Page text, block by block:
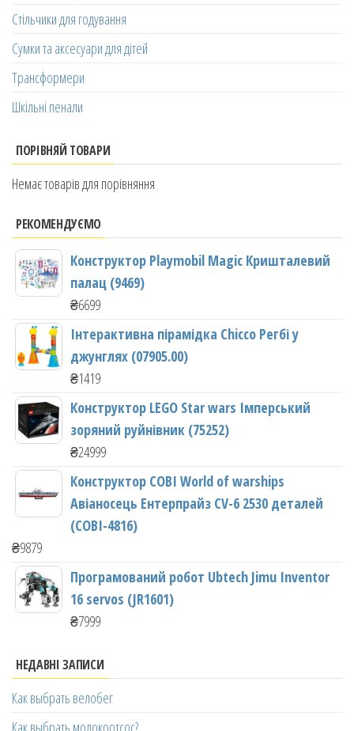
Стільчики для годування
Сумки та аксесуари для дітей
Трансформери
Шкільні пенали
ПОРІВНЯЙ ТОВАРИ
Немає товарів для порівняння
РЕКОМЕНДУЄМО
Конструктор Playmobil Magic Кришталевий
палац (9469)
₴6699
Інтерактивна пірамідка Chicco Регбі у
джунглях (07905.00)
₴1419
Конструктор LEGO Star wars Імперський
зоряний руйнівник (75252)
₴24999
Конструктор COBI World of warships
Авіаносець Ентерпрайз CV-6 2530 деталей
(COBI-4816)
₴9879
Програмований робот Ubtech Jimu Inventor
16 servos (JR1601)
₴7999
НЕДАВНІ ЗАПИСИ
Как выбрать велобег
Как выбрать молокоотсос?